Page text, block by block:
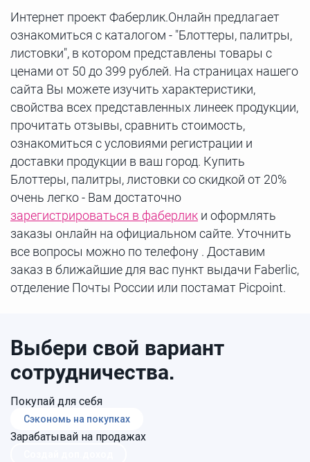
Интернет проект Фаберлик.Онлайн предлагает
ознакомиться с каталогом - "Блоттеры, палитры,
листовки", в котором представлены товары с
ценами от 50 до 399 рублей. На страницах нашего
сайта Вы можете изучить характеристики,
свойства всех представленных линеек продукции,
прочитать отзывы, сравнить стоимость,
ознакомиться с условиями регистрации и
доставки продукции в ваш город. Купить
Блоттеры, палитры, листовки со скидкой от 20%
очень легко - Вам достаточно
зарегистрироваться в фаберлик и оформлять
заказы онлайн на официальном сайте. Уточнить
все вопросы можно по телефону . Доставим
заказ в ближайшие для вас пункт выдачи Faberlic,
отделение Почты России или постамат Picpoint.
Выбери свой вариант
сотрудничества.
Покупай для себя
Сэкономь на покупках
Зарабатывай на продажах